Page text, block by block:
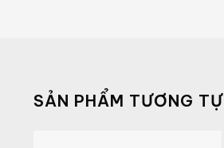
SẢN PHẨM TƯƠNG TỰ